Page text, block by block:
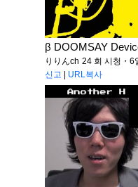
β DOOMSAY
りりんch 24 회 시청・6
신고
URL복사